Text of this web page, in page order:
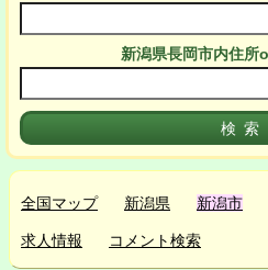
新潟県長岡市内住所
全国マップ 新潟県 新潟市
求人情報 コメント検索